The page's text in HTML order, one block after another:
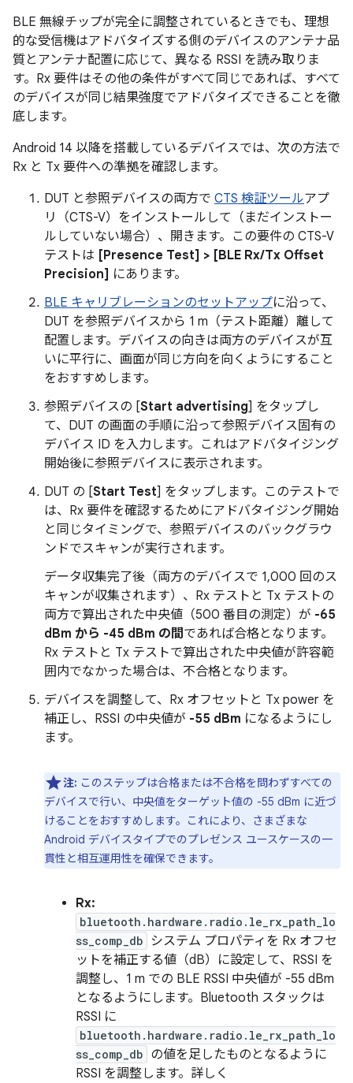
BLE 無線チップが完全に調整されているときでも、理想
的な受信機はアドバタイズする側のデバイスのアンテナ品
質とアンテナ配置に応じて、異なる RSSI を読み取りま
す。Rx 要件はその他の条件がすべて同じであれば、すべて
のデバイスが同じ結果強度でアドバタイズできることを徹
底します。
Android 14 以降を搭載しているデバイスでは、次の方法で
Rx と Tx 要件への準拠を確認します。
DUT と参照デバイスの両方で CTS 検証ツールアプ
リ（CTS-V）をインストールして（まだインストー
ルしていない場合）、開きます。この要件の CTS-V
テストは [Presence Test] > [BLE Rx/Tx Offset
Precision] にあります。
BLE キャリブレーションのセットアップに沿って、
DUT を参照デバイスから 1 m（テスト距離）離して
配置します。デバイスの向きは両方のデバイスが互
いに平行に、画面が同じ方向を向くようにすること
をおすすめします。
参照デバイスの [Start advertising] をタップし
て、DUT の画面の手順に沿って参照デバイス固有の
デバイス ID を入力します。これはアドバタイジング
開始後に参照デバイスに表示されます。
DUT の [Start Test] をタップします。このテストで
は、Rx 要件を確認するためにアドバタイジング開始
と同じタイミングで、参照デバイスのバックグラウ
ンドでスキャンが実行されます。
データ収集完了後（両方のデバイスで 1,000 回のス
キャンが収集されます）、Rx テストと Tx テストの
両方で算出された中央値（500 番目の測定）が -65
dBm から -45 dBm の間であれば合格となります。
Rx テストと Tx テストで算出された中央値が許容範
囲内でなかった場合は、不合格となります。
デバイスを調整して、Rx オフセットと Tx power を
補正し、RSSI の中央値が -55 dBm になるようにし
ます。
注: このステップは合格または不合格を問わずすべての
デバイスで行い、中央値をターゲット値の -55 dBm に近づ
けることをおすすめします。これにより、さまざまな
Android デバイスタイプでのプレゼンス ユースケースの一
貫性と相互運用性を確保できます。
Rx:
bluetooth.hardware.radio.le_rx_path_lo
ss_comp_db
システム プロパティを Rx オフセ
ットを補正する値（dB）に設定して、RSSI を
調整し、1 m での BLE RSSI 中央値が -55 dBm
となるようにします。Bluetooth スタックは
RSSI に
bluetooth.hardware.radio.le_rx_path_lo
ss_comp_db の値を足したものとなるように
RSSI を調整します。詳しく